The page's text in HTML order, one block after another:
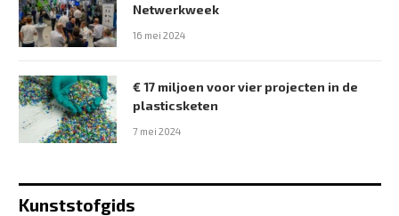
Netwerkweek
16 mei 2024
€ 17 miljoen voor vier projecten in de
plasticsketen
7 mei 2024
Kunststofgids